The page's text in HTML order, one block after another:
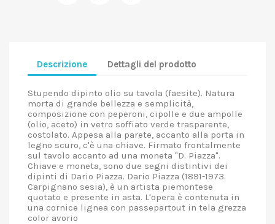
Descrizione Dettagli del prodotto
Stupendo dipinto olio su tavola (faesite). Natura
morta di grande bellezza e semplicità,
composizione con peperoni, cipolle e due ampolle
(olio, aceto) in vetro soffiato verde trasparente,
costolato. Appesa alla parete, accanto alla porta in
legno scuro, c'è una chiave. Firmato frontalmente
sul tavolo accanto ad una moneta "D. Piazza".
Chiave e moneta, sono due segni distintivi dei
dipinti di Dario Piazza. Dario Piazza (1891-1973.
Carpignano sesia), è un artista piemontese
quotato e presente in asta. L'opera è contenuta in
una cornice lignea con passepartout in tela grezza
color avorio